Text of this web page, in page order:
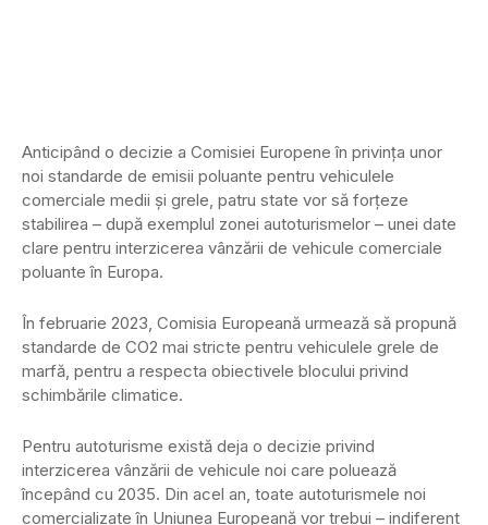
Anticipând o decizie a Comisiei Europene în privința unor
noi standarde de emisii poluante pentru vehiculele
comerciale medii și grele, patru state vor să forțeze
stabilirea – după exemplul zonei autoturismelor – unei date
clare pentru interzicerea vânzării de vehicule comerciale
poluante în Europa.
În februarie 2023, Comisia Europeană urmează să propună
standarde de CO2 mai stricte pentru vehiculele grele de
marfă, pentru a respecta obiectivele blocului privind
schimbările climatice.
Pentru autoturisme există deja o decizie privind
interzicerea vânzării de vehicule noi care poluează
începând cu 2035. Din acel an, toate autoturismele noi
comercializate în Uniunea Europeană vor trebui – indiferent